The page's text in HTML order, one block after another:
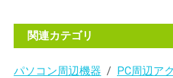
関連カテゴリ
パソコン周辺機器 PC周辺ア